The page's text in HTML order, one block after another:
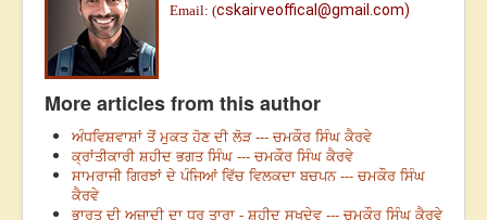
Email: (cskairveoffical@gmail.com)
More articles from this author
ਅੰਧਵਿਸ਼ਵਾਸ਼ਾਂ ਤੋਂ ਮੁਕਤ ਹੋਣ ਦੀ ਲੋੜ --- ਚਮਕੌਰ ਸਿੰਘ ਕੈਰਵੇ
ਕ੍ਰਾਂਤੀਕਾਰੀ ਸ਼ਹੀਦ ਭਗਤ ਸਿੰਘ --- ਚਮਕੌਰ ਸਿੰਘ ਕੈਰਵੇ
ਸਾਮਰਾਜੀ ਗਿਰਝਾਂ ਦੇ ਪੰਜਿਆਂ ਵਿੱਚ ਵਿਲਕਦਾ ਬਚਪਨ --- ਚਮਕੌਰ ਸਿੰਘ
ਕੈਰਵੇ
ਭਾਰਤ ਦੀ ਅਜ਼ਾਦੀ ਦਾ ਧਰੂ ਤਾਰਾ - ਸ਼ਹੀਦ ਸੁਖਦੇਵ --- ਚਮਕੌਰ ਸਿੰਘ ਕੈਰਵੇ